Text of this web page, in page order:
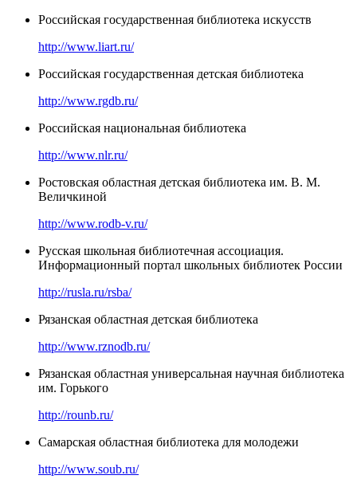
Российская государственная библиотека искусств
http://www.liart.ru/
Российская государственная детская библиотека
http://www.rgdb.ru/
Российская национальная библиотека
http://www.nlr.ru/
Ростовская областная детская библиотека им. В. М.
Величкиной
http://www.rodb-v.ru/
Русская школьная библиотечная ассоциация.
Информационный портал школьных библиотек России
http://rusla.ru/rsba/
Рязанская областная детская библиотека
http://www.rznodb.ru/
Рязанская областная универсальная научная библиотека
им. Горького
http://rounb.ru/
Самарская областная библиотека для молодежи
http://www.soub.ru/